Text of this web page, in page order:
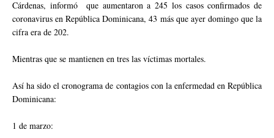
Cárdenas, informó que aumentaron a 245 los casos confirmados de
coronavirus en República Dominicana, 43 más que ayer domingo que la
cifra era de 202.
Mientras que se mantienen en tres las víctimas mortales.
Así ha sido el cronograma de contagios con la enfermedad en República
Dominicana:
1 de marzo: